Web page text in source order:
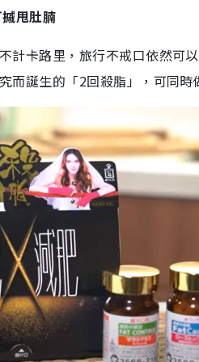
甩肚腩
計卡路里，旅行不戒口依然可
而誕生的「2回殺脂」，可同